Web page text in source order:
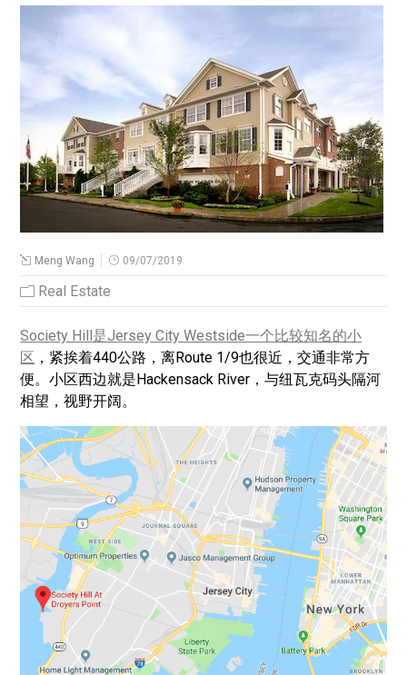
Meng Wang 09/07/2019
Real Estate
Society Hill是Jersey City Westside一个比较知名的小
区 ，紧挨着440公路，离Route 1/9也很近，交通非常方
便。小区西边就是Hackensack River，与纽瓦克码头隔河
相望，视野开阔。